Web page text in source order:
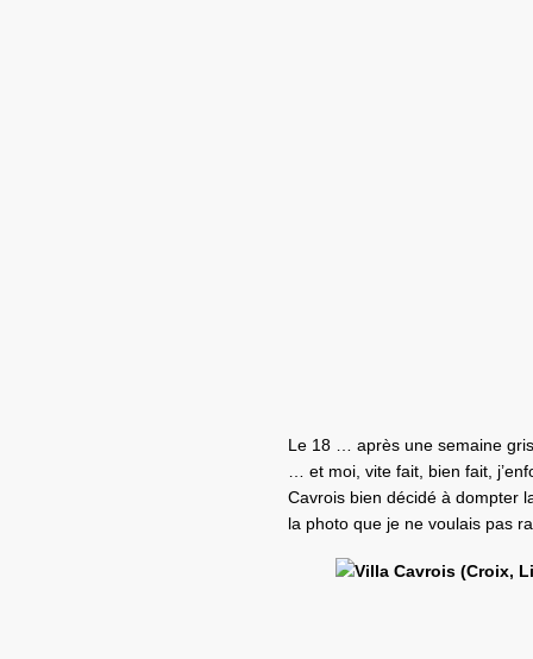
Le 18 … après une semaine
… et moi, vite fait, bien fait,
Cavrois bien décidé à dompter
la photo que je ne voulais pas